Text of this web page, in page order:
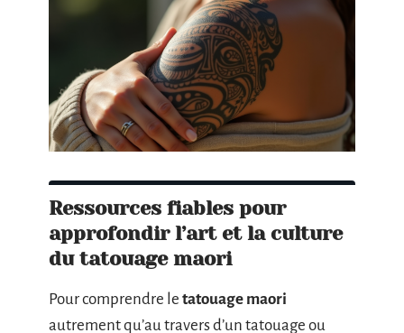
Ressources fiables pour
approfondir l’art et la culture
du tatouage maori
Pour comprendre le tatouage maori
autrement qu’au travers d’un tatouage ou